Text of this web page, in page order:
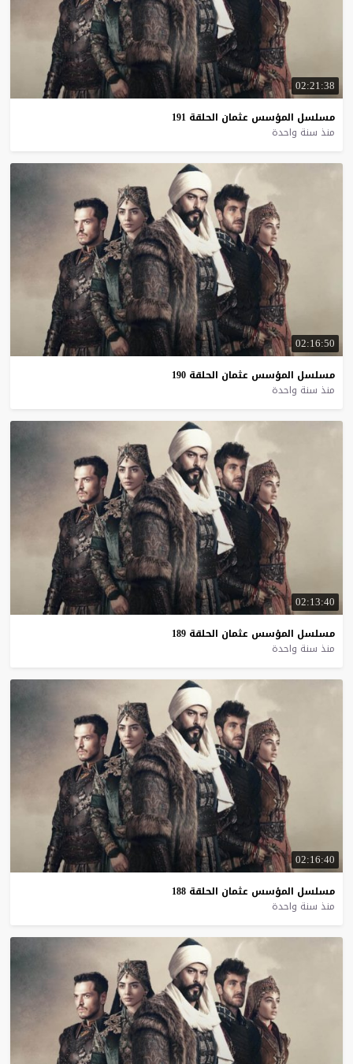
02:21:38
مسلسل المؤسس عثمان الحلقة 191
منذ سنة واحدة
02:16:50
مسلسل المؤسس عثمان الحلقة 190
منذ سنة واحدة
02:13:40
مسلسل المؤسس عثمان الحلقة 189
منذ سنة واحدة
02:16:40
مسلسل المؤسس عثمان الحلقة 188
منذ سنة واحدة